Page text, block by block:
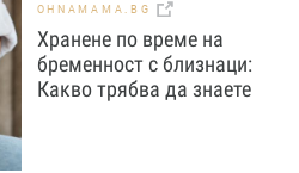
OHNAMAMA.BG
Хранене по време на
бременност с близнаци:
Какво трябва да знаете